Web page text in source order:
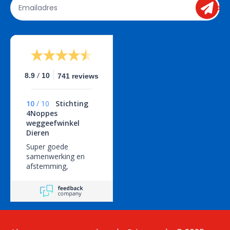
send
8.9 / 10 741 reviews
10 / 10
Stichting
4Noppes
weggeefwinkel
Dieren
Super goede
samenwerking en
afstemming,